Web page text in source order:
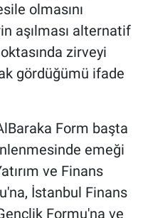
olmasını
aşılması alternatif
zirveyi
gördüğümü ifade
Form başta
emeği
ve Finans
İstanbul Finans
Formu'na ve